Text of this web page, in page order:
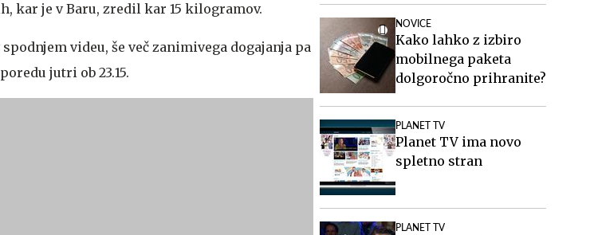
kar je v Baru, zredil kar 15 kilogramov.
videu, še več zanimivega dogajanja pa
jutri ob 23.15.
NOVICE
Kako lahko z izbiro
mobilnega paketa
dolgoročno prihranite?
PLANET TV
Planet TV ima novo
spletno stran
PLANET TV